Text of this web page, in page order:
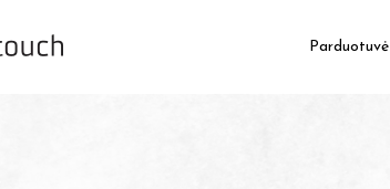
Parduotuvė